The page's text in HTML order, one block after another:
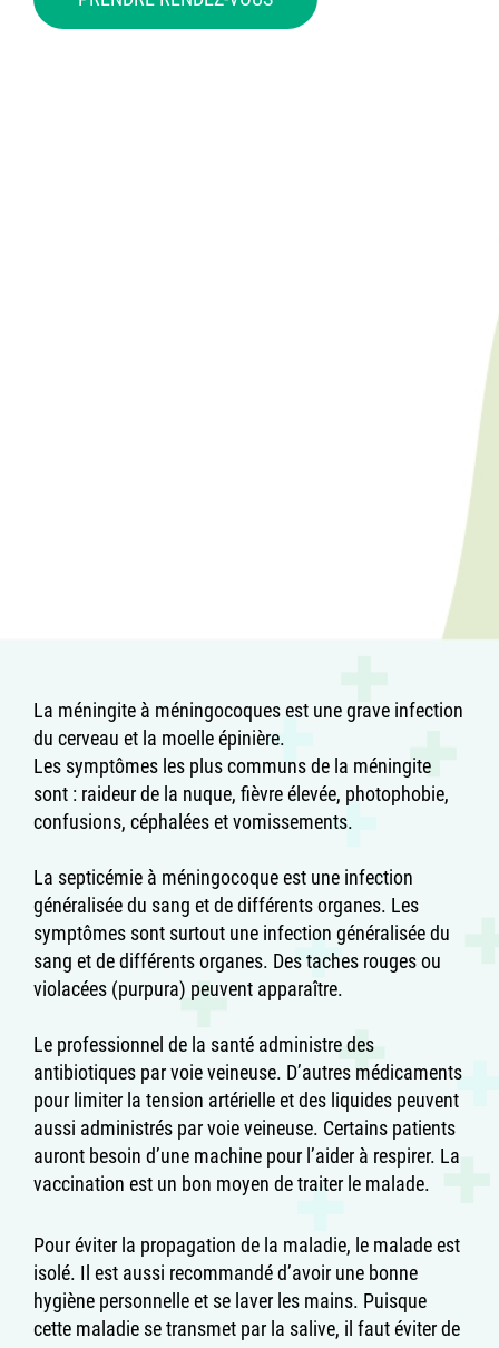
La méningite à méningocoques est une grave infection
du cerveau et la moelle épinière.
Les symptômes les plus communs de la méningite
sont : raideur de la nuque, fièvre élevée, photophobie,
confusions, céphalées et vomissements.
La septicémie à méningocoque est une infection
généralisée du sang et de différents organes. Les
symptômes sont surtout une infection généralisée du
sang et de différents organes. Des taches rouges ou
violacées (purpura) peuvent apparaître.
Le professionnel de la santé administre des
antibiotiques par voie veineuse. D’autres médicaments
pour limiter la tension artérielle et des liquides peuvent
aussi administrés par voie veineuse. Certains patients
auront besoin d’une machine pour l’aider à respirer. La
vaccination est un bon moyen de traiter le malade.
Pour éviter la propagation de la maladie, le malade est
isolé. Il est aussi recommandé d’avoir une bonne
hygiène personnelle et se laver les mains. Puisque
cette maladie se transmet par la salive, il faut éviter de